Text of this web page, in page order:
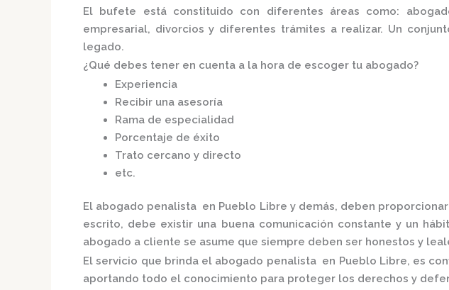
El bufete está constituido con diferentes áreas como:
empresarial, divorcios y diferentes trámites a realizar. Un
legado.
¿Qué debes tener en cuenta a la hora de escoger tu abogado?
Experiencia
Recibir una asesoría
Rama de especialidad
Porcentaje de éxito
Trato cercano y directo
etc.
El abogado penalista en Pueblo Libre y demás, deben
escrito, debe existir una buena comunicación constante y un
abogado a cliente se asume que siempre deben ser honestos y
El servicio que brinda el abogado penalista en Pueblo Libre, es
aportando todo el conocimiento para proteger los derechos y